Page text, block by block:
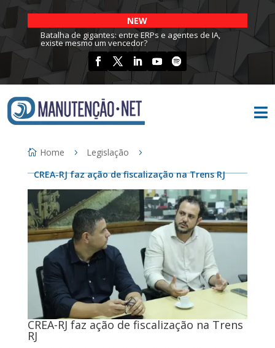
NEW
Batalha de gigantes: entre ERPs e agentes de IA,
existe mesmo um vencedor?

Home
Legislação
CREA-RJ faz ação de fiscalização na Trens RJ
CREA-RJ faz ação de fiscalização na Trens
RJ